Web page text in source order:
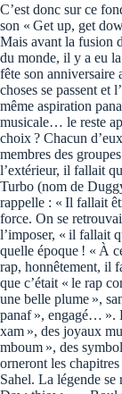
C’est donc sur ce
son « Get up, get
Mais avant la fusion
du monde, il y a eu
fête son anniversaire
choses se passent et
même aspiration
musicale… le reste
choix ? Chacun
membres des
l’extérieur, il fallait
Turbo (nom de
rappelle : « Il fallait
force. On se
l’imposer, « il fallait
quelle époque ! « À
rap, honnêtement, il
que c’était « le rap
une belle plume »,
panaf », engagé… ».
xam », des joyaux
mboum », des
orneront les
Sahel. La légende se